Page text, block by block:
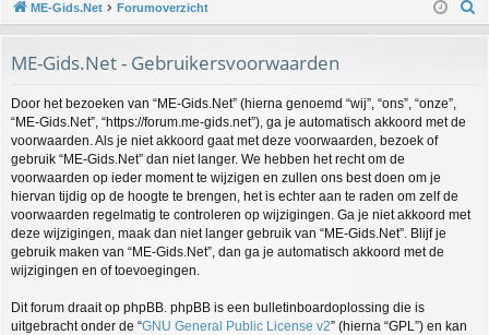
lle
ks
u
s
m
ME-Gids.Net Forumoverzicht
ME-Gids.Net - Gebruikersvoorwaarden
Door het bezoeken van “ME-Gids.Net” (hierna genoemd “wij”, “ons”, “onze”,
“ME-Gids.Net”, “https://forum.me-gids.net”), ga je automatisch akkoord met de
voorwaarden. Als je niet akkoord gaat met deze voorwaarden, bezoek of
gebruik “ME-Gids.Net” dan niet langer. We hebben het recht om de
voorwaarden op ieder moment te wijzigen en zullen ons best doen om je
hiervan tijdig op de hoogte te brengen, het is echter aan te raden om zelf de
voorwaarden regelmatig te controleren op wijzigingen. Ga je niet akkoord met
deze wijzigingen, maak dan niet langer gebruik van “ME-Gids.Net”. Blijf je
gebruik maken van “ME-Gids.Net”, dan ga je automatisch akkoord met de
wijzigingen en of toevoegingen.
Dit forum draait op phpBB. phpBB is een bulletinboardoplossing die is
uitgebracht onder de “GNU General Public License v2” (hierna “GPL”) en kan